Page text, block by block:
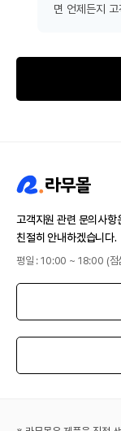
면 언제든지
고객지원 관련 문의사항
친절히 안내하겠습니다.
평일 : 10:00 ~ 18:00 (점